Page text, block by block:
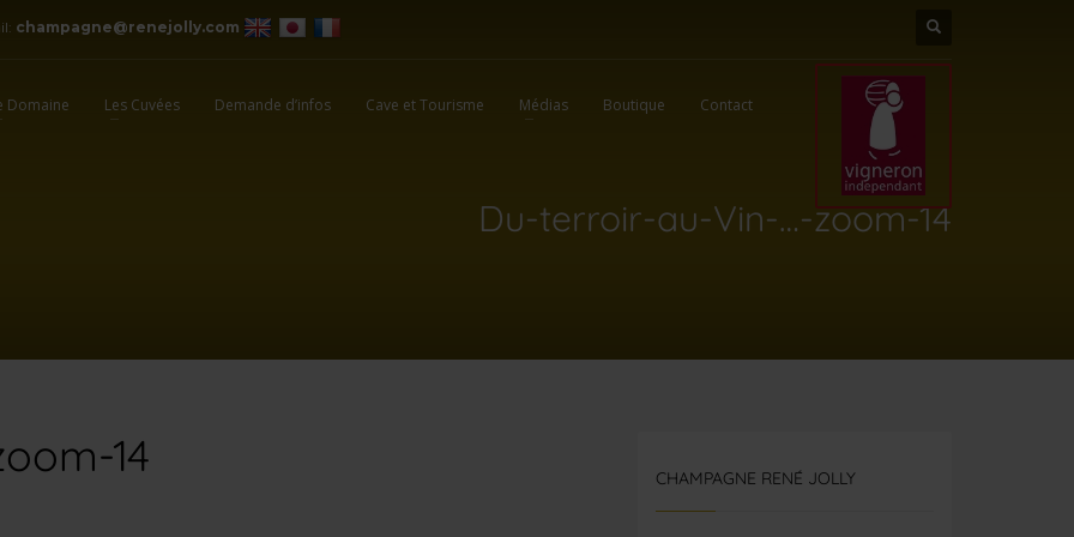
champagne@renejolly.com
Domaine Les Cuvées Demande d’infos Cave et Tourisme Médias Boutique Contact
Du-terroir-au-Vin-…-zoom-14
14 CHAMPAGNE RENÉ JOLLY